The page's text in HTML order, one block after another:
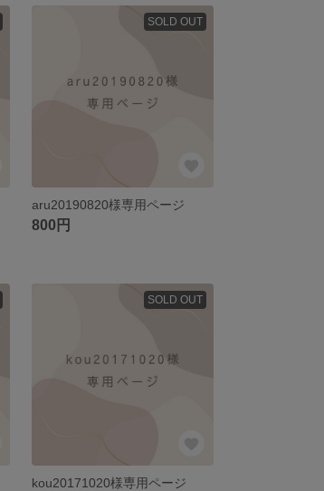
SOLD OUT
aru20190820様専用ページ
800円
SOLD OUT
kou20171020様専用ページ